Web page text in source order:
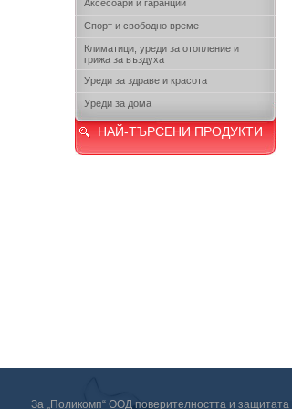
За „Поликомп“ ООД поверителността и
Аксесоари и гаранции
Спорт и свободно време
Климатици, уреди за отопление и
грижа за въздуха
Уреди за здраве и красота
Уреди за дома
НАЙ-ТЪРСЕНИ ПРОДУКТИ